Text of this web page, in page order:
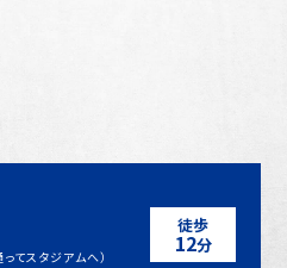
てスタジアムへ）
徒歩
12分